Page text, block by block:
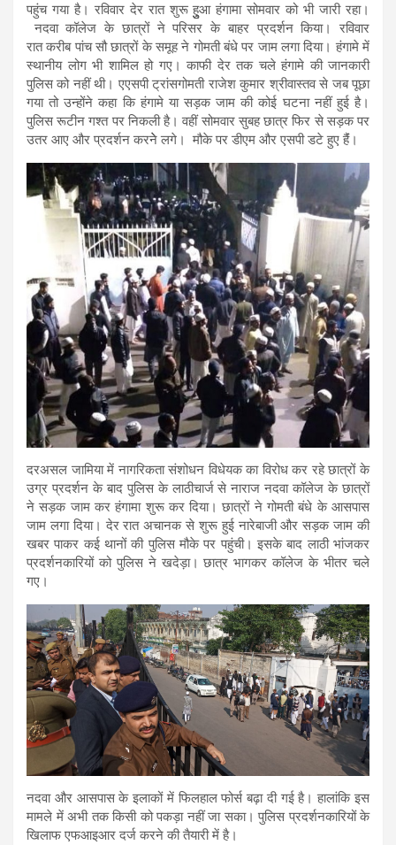
पहुंच गया है। रविवार देर रात शुरू हुुुुआ हंगामा सोमवार को भी जारी रहा।
नदवा कॉलेज के छात्रों ने परिसर के बाहर प्रदर्शन किया। रव‍िवार
रात करीब पांच सौ छात्रों के समूह ने गोमती बंधे पर जाम लगा दिया। हंगामे में
स्थानीय लोग भी शामिल हो गए। काफी देर तक चले हंगामे की जानकारी
पुलिस को नहीं थी। एएसपी ट्रांसगोमती राजेश कुमार श्रीवास्तव से जब पूछा
गया तो उन्होंने कहा कि हंगामे या सड़क जाम की कोई घटना नहीं हुई है।
पुलिस रूटीन गश्त पर निकली है। वहीं सोमवार सुबह छात्र फ‍िर से सड़क पर
उतर आए और प्रदर्शन करनेे लगे। मौके पर डीएम और एसपी डटे हुए हैंं।
दरअसल जामिया में नागरिकता संशोधन विधेयक का विरोध कर रहे छात्रों के
उग्र प्रदर्शन के बाद पुलिस के लाठीचार्ज से नाराज नदवा कॉलेज के छात्रों
ने सड़क जाम कर हंगामा शुरू कर दिया। छात्रों ने गोमती बंधे के आसपास
जाम लगा दिया। देर रात अचानक से शुरू हुई नारेबाजी और सड़क जाम की
खबर पाकर कई थानों की पुलिस मौके पर पहुंची। इसके बाद लाठी भांजकर
प्रदर्शनकारियों को पुलिस ने खदेड़ा। छात्र भागकर कॉलेज के भीतर चले
गए।
नदवा और आसपास के इलाकों में फिलहाल फोर्स बढ़ा दी गई है। हालांकि इस
मामले में अभी तक किसी को पकड़ा नहीं जा सका। पुलिस प्रदर्शनकारियों के
खिलाफ एफआइआर दर्ज करने की तैयारी में है।